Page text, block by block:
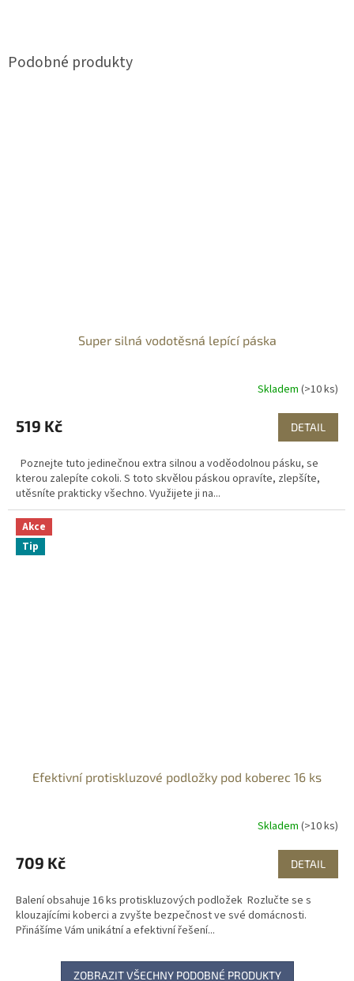
Super silná vodotěsná lepící páska
Skladem (>10 ks)
519 Kč DETAIL
Poznejte tuto jedinečnou extra silnou a voděodolnou pásku, se
kterou zalepíte cokoli. S toto skvělou páskou opravíte, zlepšíte,
utěsníte prakticky všechno. Využijete ji na...
Akce
Tip
Efektivní protiskluzové podložky pod koberec 16 ks
Skladem (>10 ks)
709 Kč DETAIL
Balení obsahuje 16 ks protiskluzových podložek Rozlučte se s
klouzajícími koberci a zvyšte bezpečnost ve své domácnosti.
Přinášíme Vám unikátní a efektivní řešení...
ZOBRAZIT VŠECHNY PODOBNÉ PRODUKTY